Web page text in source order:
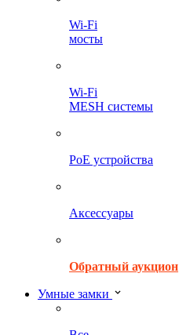
Wi-Fi
мосты
Wi-Fi
MESH системы
PoE устройства
Аксессуары
Обратный аукцион
Умные замки